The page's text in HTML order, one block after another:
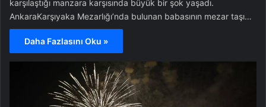
karşılaştığı manzara karşısında büyük bir şok yaşadı.
AnkaraKarşıyaka Mezarlığı’nda bulunan babasının mezar taşı…
Daha Fazlasını Oku »